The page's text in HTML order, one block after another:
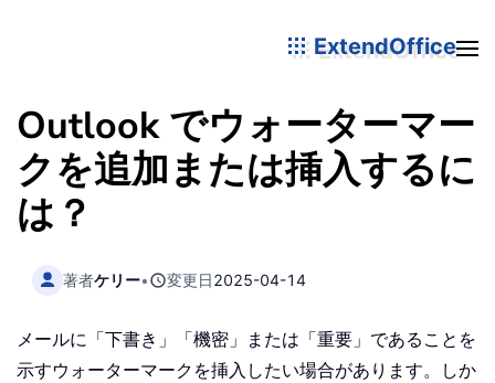
ExtendOffice
Outlook でウォーターマー
クを追加または挿入するに
は？
著者ケリー• 変更日2025-04-14
メールに「下書き」「機密」または「重要」であることを
示すウォーターマークを挿入したい場合があります。しか